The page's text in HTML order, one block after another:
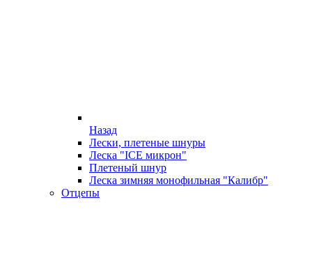
Назад
Лески, плетеные шнуры
Леска "ICE микрон"
Плетеный шнур
Леска зимняя монофильная "Калибр"
Отцепы